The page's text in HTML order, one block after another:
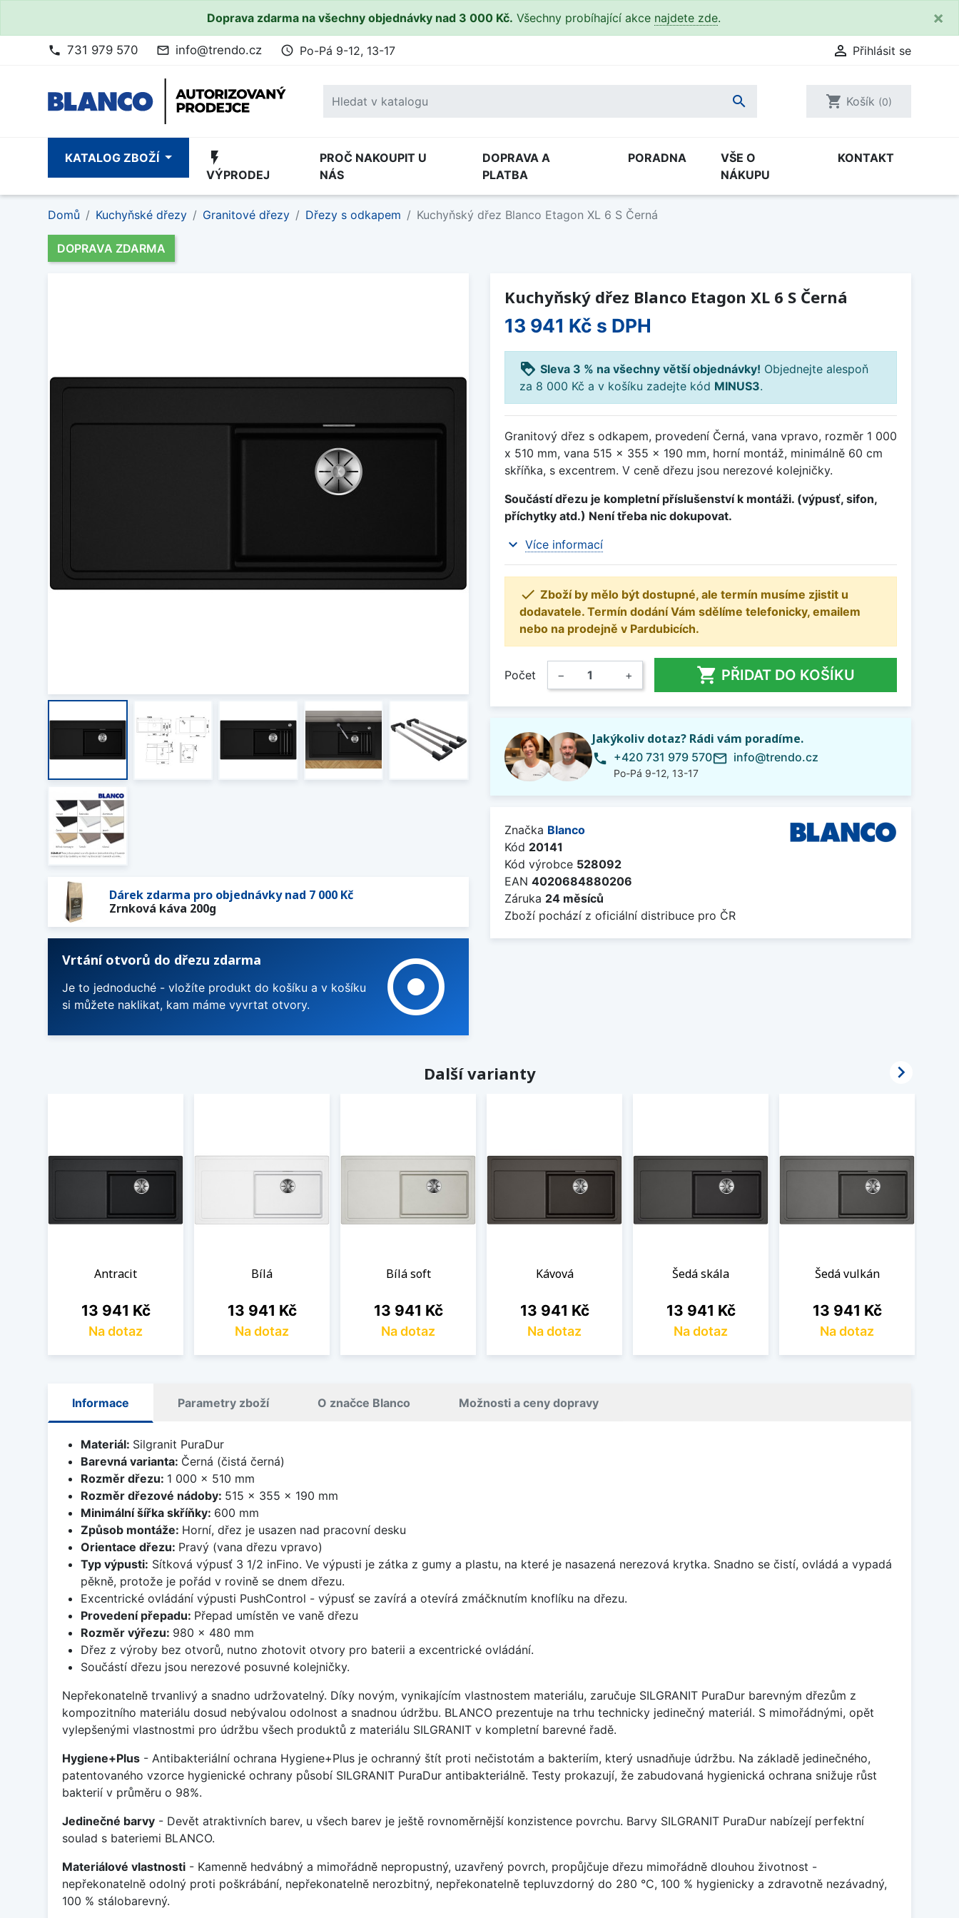
Doprava zdarma na všechny objednávky nad 3 000 Kč. Všechny probíhající akce najdete zde. ×
phone 731 979 570 mail_outline info@trendo.cz access_time Po-Pá 9-12, 13-17  Přihlásit se
 shopping_cart Košík (0)
KATALOG ZBOŽÍ flash_on
VÝPRODEJ
PROČ NAKOUPIT U
NÁS
DOPRAVA A
PLATBA
PORADNA
VŠE O
NÁKUPU
KONTAKT
Domů Kuchyňské dřezy Granitové dřezy Dřezy s odkapem Kuchyňský dřez Blanco Etagon XL 6 S Černá
DOPRAVA ZDARMA
Dárek zdarma pro objednávky nad 7 000 Kč
Zrnková káva 200g
Vrtání otvorů do dřezu zdarma
Je to jednoduché - vložíte produkt do košíku a v košíku
si můžete naklikat, kam máme vyvrtat otvory.
adjust
Kuchyňský dřez Blanco Etagon XL 6 S Černá
13 941 Kč s DPH
loyalty Sleva 3 % na všechny větší objednávky! Objednejte alespoň
za 8 000 Kč a v košíku zadejte kód MINUS3.
Granitový dřez s odkapem, provedení Černá, vana vpravo, rozměr 1 000
x 510 mm, vana 515 x 355 x 190 mm, horní montáž, minimálně 60 cm
skříňka, s excentrem. V ceně dřezu jsou nerezové kolejničky.
Součástí dřezu je kompletní příslušenství k montáži. (výpusť, sifon,
příchytky atd.) Není třeba nic dokupovat.
expand_more Více informací
 Zboží by mělo být dostupné, ale termín musíme zjistit u
dodavatele. Termín dodání Vám sdělíme telefonicky, emailem
nebo na prodejně v Pardubicích.
Počet − +  PŘIDAT DO KOŠÍKU
Jakýkoliv dotaz? Rádi vám poradíme.
phone +420 731 979 570
Po-Pá 9-12, 13-17
mail_outline info@trendo.cz
Značka Blanco
Kód 20141
Kód výrobce 528092
EAN 4020684880206
Záruka 24 měsíců
Zboží pochází z oficiální distribuce pro ČR
Další varianty
Antracit
Cena
13 941 Kč
Na dotaz
Bílá
Cena
13 941 Kč
Na dotaz
Bílá soft
Cena
13 941 Kč
Na dotaz
Kávová
Cena
13 941 Kč
Na dotaz
Šedá skála
Cena
13 941 Kč
Na dotaz
Šedá vulkán
Cena
13 941 Kč
Na dotaz

Informace Parametry zboží O značce Blanco Možnosti a ceny dopravy
Materiál: Silgranit PuraDur
Barevná varianta: Černá (čistá černá)
Rozměr dřezu: 1 000 x 510 mm
Rozměr dřezové nádoby: 515 x 355 x 190 mm
Minimální šířka skříňky: 600 mm
Způsob montáže: Horní, dřez je usazen nad pracovní desku
Orientace dřezu: Pravý (vana dřezu vpravo)
Typ výpusti: Sítková výpusť 3 1/2 inFino. Ve výpusti je zátka z gumy a plastu, na které je nasazená nerezová krytka. Snadno se čistí, ovládá a vypadá
pěkně, protože je pořád v rovině se dnem dřezu.
Excentrické ovládání výpusti PushControl - výpusť se zavírá a otevírá zmáčknutím knoflíku na dřezu.
Provedení přepadu: Přepad umístěn ve vaně dřezu
Rozměr výřezu: 980 x 480 mm
Dřez z výroby bez otvorů, nutno zhotovit otvory pro baterii a excentrické ovládání.
Součástí dřezu jsou nerezové posuvné kolejničky.
Nepřekonatelně trvanlivý a snadno udržovatelný. Díky novým, vynikajícím vlastnostem materiálu, zaručuje SILGRANIT PuraDur barevným dřezům z
kompozitního materiálu dosud nebývalou odolnost a snadnou údržbu. BLANCO prezentuje na trhu technicky jedinečný materiál. S mimořádnými, opět
vylepšenými vlastnostmi pro údržbu všech produktů z materiálu SILGRANIT v kompletní barevné řadě.
Hygiene+Plus - Antibakteriální ochrana Hygiene+Plus je ochranný štít proti nečistotám a bakteriím, který usnadňuje údržbu. Na základě jedinečného,
patentovaného vzorce hygienické ochrany působí SILGRANIT PuraDur antibakteriálně. Testy prokazují, že zabudovaná hygienická ochrana snižuje růst
bakterií v průměru o 98%.
Jedinečné barvy - Devět atraktivních barev, u všech barev je ještě rovnoměrnější konzistence povrchu. Barvy SILGRANIT PuraDur nabízejí perfektní
soulad s bateriemi BLANCO.
Materiálové vlastnosti - Kamenně hedvábný a mimořádně nepropustný, uzavřený povrch, propůjčuje dřezu mimořádně dlouhou životnost -
nepřekonatelně odolný proti poškrábání, nepřekonatelně nerozbitný, nepřekonatelně tepluvzdorný do 280 °C, 100 % hygienicky a zdravotně nezávadný,
100 % stálobarevný.